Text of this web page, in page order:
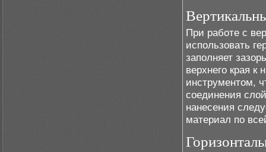
При работе с
использовать
заполняет
верхнего края
инструментом,
соединения
нанесения
материал по